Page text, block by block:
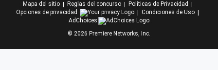
Mapa del sitio Reglas del concurso
Políticas de Privacidad
Opciones de privacidad
Condiciones de Uso
AdChoices
© 2026 Premiere Networks, Inc.